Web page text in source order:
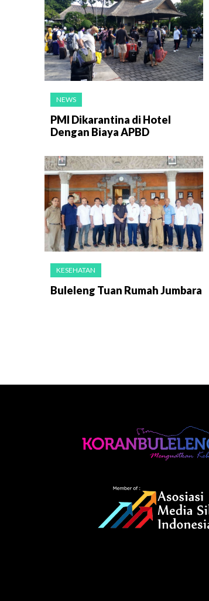
NEWS
PMI Dikarantina di Hotel
Dengan Biaya APBD
KESEHATAN
Buleleng Tuan Rumah Jumbara